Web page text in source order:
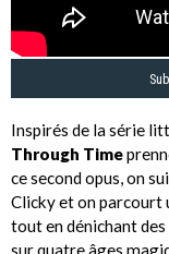
Inspirés de la série
Through Time
ce second opus, on
Clicky et on parcourt
tout en dénichant
sur quatre âges